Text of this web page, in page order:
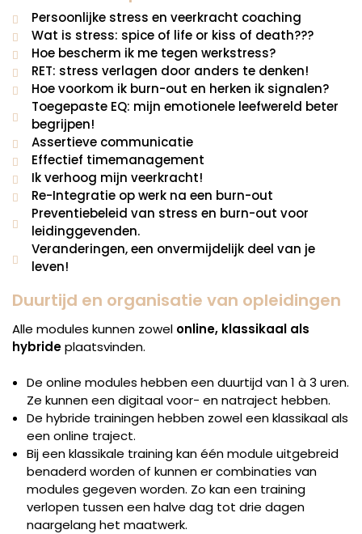
Persoonlijke stress en veerkracht coaching
Wat is stress: spice of life or kiss of death???
Hoe bescherm ik me tegen werkstress?
RET: stress verlagen door anders te denken!
Hoe voorkom ik burn-out en herken ik signalen?
Toegepaste EQ: mijn emotionele leefwereld beter
begrijpen!
Assertieve communicatie
Effectief timemanagement
Ik verhoog mijn veerkracht!
Re-Integratie op werk na een burn-out
Preventiebeleid van stress en burn-out voor
leidinggevenden.
Veranderingen, een onvermijdelijk deel van je
leven!
Duurtijd en organisatie van opleidingen
Alle modules kunnen zowel online, klassikaal als
hybrideplaatsvinden.
De online modules hebben een duurtijd van 1 à 3 uren.
Ze kunnen een digitaal voor- en natraject hebben.
De hybride trainingen hebben zowel een klassikaal als
een online traject.
Bij een klassikale training kan één module uitgebreid
benaderd worden of kunnen er combinaties van
modules gegeven worden. Zo kan een training
verlopen tussen een halve dag tot drie dagen
naargelang het maatwerk.